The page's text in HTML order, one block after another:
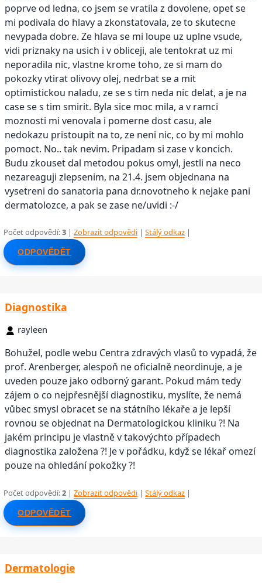
poprve od ledna, co jsem se vratila z dovolene, opet se
mi podivala do hlavy a zkonstatovala, ze to skutecne
nevypada dobre. Ze hlava se mi loupe uz uplne vsude,
vidi priznaky na usich i v obliceji, ale tentokrat uz mi
neporadila nic, vlastne krome toho, ze si mam do
pokozky vtirat olivovy olej, nedrbat se a mit
optimistickou naladu, ze se s tim neda nic delat, a je na
case se s tim smirit. Byla sice moc mila, a v ramci
moznosti mi venovala i pomerne dost casu, ale
nedokazu pristoupit na to, ze neni nic, co by mi mohlo
pomoct. No.. tak nevim. Pripadam si zase v koncich.
Budu zkouset dal metodou pokus omyl, jestli na neco
nezareaguji zlepsenim, na 21.4. jsem objednana na
vysetreni do sanatoria pana dr.novotneho k nejake pani
dermatolozce, a pak se zase ne/uvidi :-/
Počet odpovědí:3 |Zobrazit odpovědi |Stálý odkaz |
ODPOVĚDĚT
Diagnostika
rayleen
Bohužel, podle webu Centra zdravých vlasů to vypadá, že
prof. Arenberger, alespoň ne oficialně neordinuje, a je
uveden pouze jako odborný garant. Pokud mám tedy
zájem o co nejpřesnější diagnostiku, myslíte, že nemá
vůbec smysl obracet se na státního lékaře a je lepší
rovnou se objednat na Dermatologickou kliniku ?! Na
jakém principu je vlastně v takovýchto případech
diagnostika založena ?! Je v pořádku, když se lékař omezí
pouze na ohledání pokožky ?!
Počet odpovědí:2 |Zobrazit odpovědi |Stálý odkaz |
ODPOVĚDĚT
Dermatologie